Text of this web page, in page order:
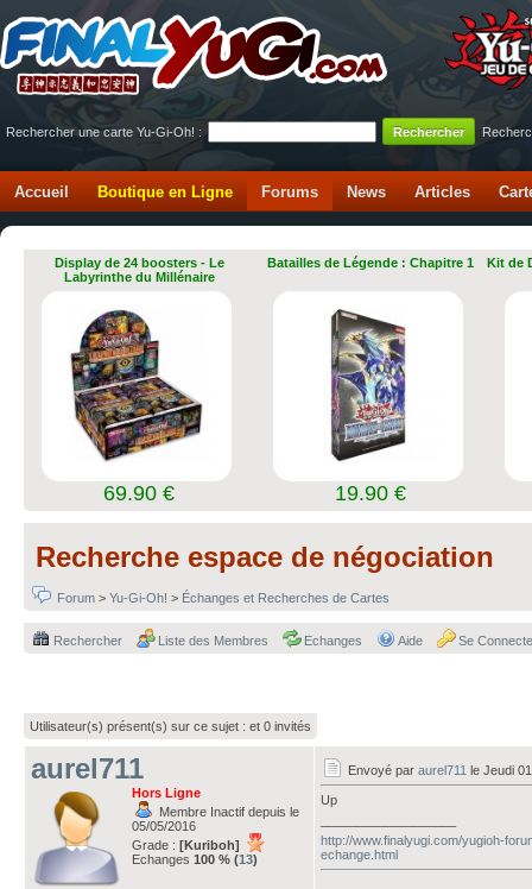
Rechercher une carte Yu-Gi-Oh! :
Accueil Boutique en Ligne Forums News Articles
Display de 24 boosters - Le
Labyrinthe du Millénaire
69.90 €
Batailles de Légende : Chapitre 1
19.90 €
Kit de
Recherche espace de négociation
Forum > Yu-Gi-Oh! > Échanges et Recherches de Cartes
Rechercher Liste des Membres Echanges Aide Se
Utilisateur(s) présent(s) sur ce sujet : et 0 invités
aurel711
Hors Ligne
Membre Inactif depuis le
05/05/2016
Grade : [Kuriboh]
Echanges 100 % (13)
Envoyé par aurel711 le Jeudi
Up
http://www.finalyugi.com/yugioh-
echange.html